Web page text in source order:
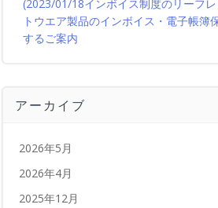
(2023/01/18インボイス制度のリーフ
トウエア製品のインボイス・電子帳簿
するご案内
アーカイブ
2026年5月
2026年4月
2025年12月